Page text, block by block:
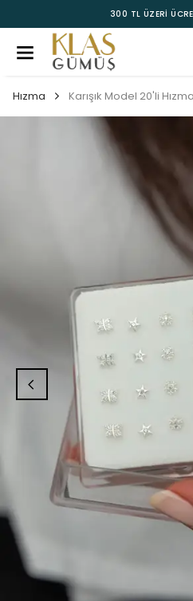
300 TL ÜZERİ
Hızma Karışık Model 20'li